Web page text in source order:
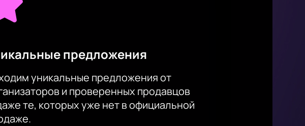
предложения
уникальные предложения от
и проверенных продавцов
те, которых уже нет в официальной